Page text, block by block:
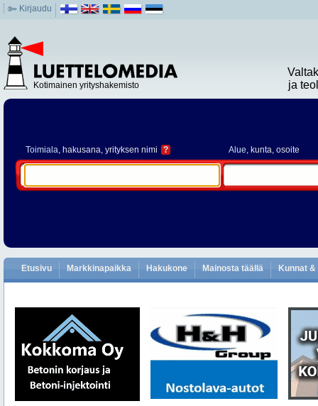
Kirjaudu
Kotimainen yrityshakemisto
ja
Toimiala, hakusana, yrityksen nimi ? Alue, kunta, osoite
Etusivu Markkinapaikka Hakukone Mainosta täällä Kunnat